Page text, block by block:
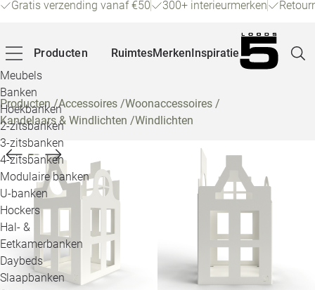
Gratis verzending vanaf €50 300+ interieurmerken
Producten
Meubels
Banken
Hoekbanken
2-zitsbanken
3-zitsbanken
4-zitsbanken
Modulaire banken
U-banken
Hockers
Hal- &
Eetkamerbanken
Daybeds
Slaapbanken
RuimtesMerkenInspiratie
Producten/Accessoires /Woonaccessoires /
Kandelaars & Windlichten /Windlichten